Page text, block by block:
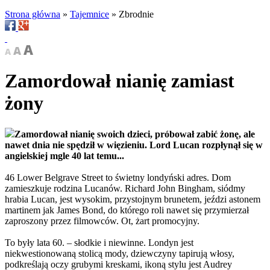
Strona główna » Tajemnice » Zbrodnie
Zamordował nianię zamiast
żony
Zamordował nianię swoich dzieci, próbował zabić żonę, ale
nawet dnia nie spędził w więzieniu. Lord Lucan rozpłynął się w
angielskiej mgle 40 lat temu...
46 Lower Belgrave Street to świetny londyński adres. Dom
zamieszkuje rodzina Lucanów. Richard John Bingham, siódmy
hrabia Lucan, jest wysokim, przystojnym brunetem, jeździ astonem
martinem jak James Bond, do którego roli nawet się przymierzał
zaproszony przez filmowców. Ot, żart promocyjny.
To były lata 60. – słodkie i niewinne. Londyn jest
niekwestionowaną stolicą mody, dziewczyny tapirują włosy,
podkreślają oczy grubymi kreskami, ikoną stylu jest Audrey